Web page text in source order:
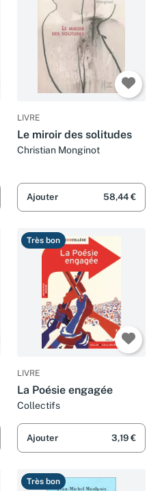
LIVRE
Le miroir des solitudes
Christian Monginot
Ajouter 58,44 €
Très bon
LIVRE
La Poésie engagée
Collectifs
Ajouter 3,19 €
Très bon